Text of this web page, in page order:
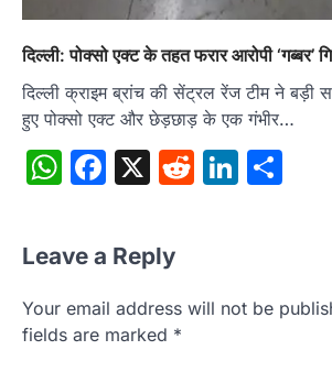
दिल्ली: पोक्सो एक्ट के तहत फरार आरोपी ‘गब्बर’
दिल्ली क्राइम ब्रांच की सेंट्रल रेंज टीम ने बड़ी
हुए पोक्सो एक्ट और छेड़छाड़ के एक गंभीर…
WhatsApp
Facebook
X Reddit
Leave a Reply
Your email address will not be
fields are marked *